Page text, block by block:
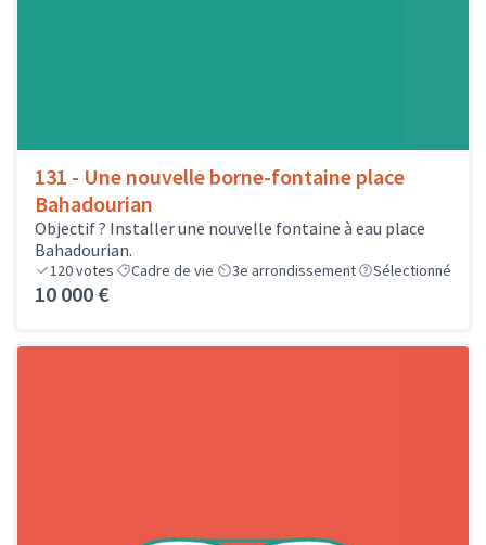
131 - Une nouvelle borne-fontaine place
Bahadourian
Objectif ? Installer une nouvelle fontaine à eau place
Bahadourian.
120votes Cadre de vie 3e arrondissement Sélectionné
10 000 €